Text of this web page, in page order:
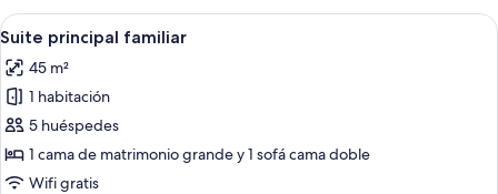
adultos)
Swim
up
adultos)
Abrir
todas
las
fotos
de
Suite
principal
Una habitación de hotel moderna
9
Suite principal familiar
45 m²
1 habitación
5 huéspedes
1 cama de matrimonio grande y 1 sofá cama doble
Wifi gratis